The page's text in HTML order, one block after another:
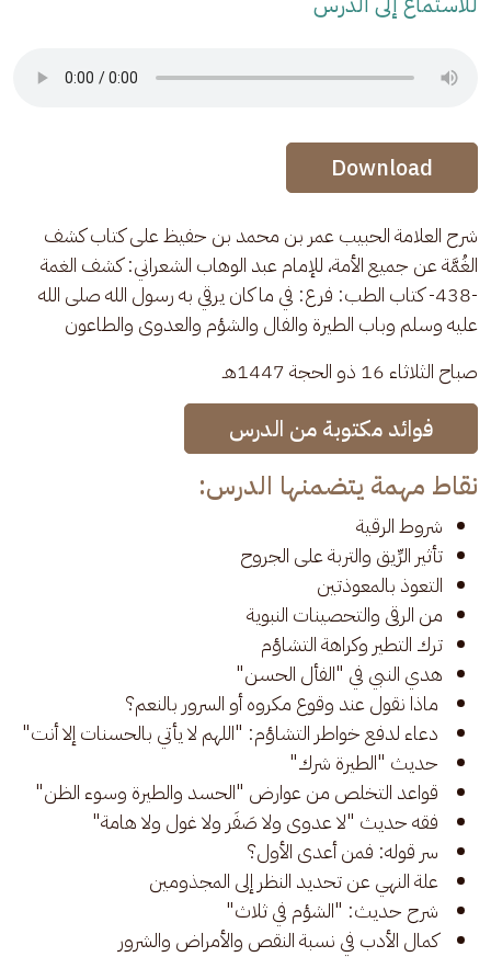
Audio Stream
Audio Stream
Download
شرح العلامة الحبيب عمر بن محمد بن حفيظ على كتاب كشف
الغُمَّة عن جميع الأمة، للإمام عبد الوهاب الشعراني: كشف الغمة
-438- كتاب الطب: فرع: في ما كان يرقي به رسول الله صلى الله
عليه وسلم وباب الطيرة والفال والشؤم والعدوى والطاعون
صباح الثلاثاء 16 ذو الحجة 1447هـ
فوائد مكتوبة من الدرس
نقاط مهمة يتضمنها الدرس:
شروط الرقية
تأثير الرِّيق والتربة على الجروح
التعوذ بالمعوذتين
من الرقى والتحصينات النبوية
ترك التطير وكراهة التشاؤم
هدي النبي في "الفأل الحسن"
ماذا نقول عند وقوع مكروه أو السرور بالنعم؟
دعاء لدفع خواطر التشاؤم: "اللهم لا يأتي بالحسنات إلا أنت"
حديث "الطيرة شرك"
قواعد التخلص من عوارض "الحسد والطيرة وسوء الظن"
فقه حديث "لا عدوى ولا صَفَر ولا غول ولا هامة"
سر قوله: فمن أعدى الأول؟
علة النهي عن تحديد النظر إلى المجذومين
شرح حديث: "الشؤم في ثلاث"
كمال الأدب في نسبة النقص والأمراض والشرور